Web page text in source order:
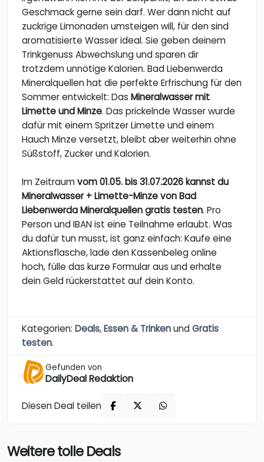
Geschmack gerne sein darf. Wer dann nicht auf
zuckrige Limonaden umsteigen will, für den sind
aromatisierte Wasser ideal. Sie geben deinem
Trinkgenuss Abwechslung und sparen dir
trotzdem unnötige Kalorien. Bad Liebenwerda
Mineralquellen hat die perfekte Erfrischung für den
Sommer entwickelt: Das Mineralwasser mit
Limette und Minze. Das prickelnde Wasser wurde
dafür mit einem Spritzer Limette und einem
Hauch Minze versetzt, bleibt aber weiterhin ohne
Süßstoff, Zucker und Kalorien.
Im Zeitraumvom 01.05. bis 31.07.2026 kannst du
Mineralwasser + Limette-Minze von Bad
Liebenwerda Mineralquellen gratis testen. Pro
Person und IBAN ist eine Teilnahme erlaubt. Was
du dafür tun musst, ist ganz einfach: Kaufe eine
Aktionsflasche, lade den Kassenbeleg online
hoch, fülle das kurze Formular aus und erhalte
dein Geld rückerstattet auf dein Konto.
Kategorien: Deals,Essen & TrinkenundGratis
testen.
Gefunden von
DailyDeal Redaktion
Diesen Deal teilen
Weitere tolle Deals